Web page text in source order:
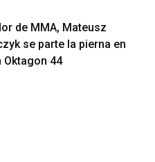
de MMA, Mateusz
se parte la pierna en
Oktagon 44